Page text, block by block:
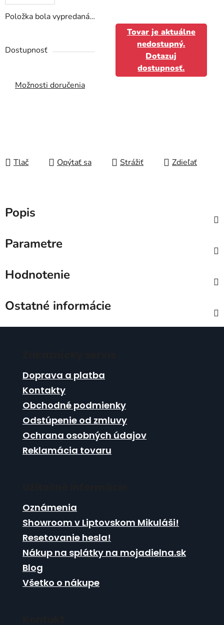
Položka bola vypredaná…
Dostupnosť
Tovar je aktuálne
nedostupný.
Dotazuj
dostupnosť.
Možnosti doručenia
Tlač Opýtať sa Strážiť Zdieľať
Popis
Parametre
Hodnotenie
Ostatné informácie
Doprava a platba
Kontakty
Obchodné podmienky
Odstúpenie od zmluvy
Ochrana osobných údajov
Reklamácia tovaru
Oznámenia
Showroom v Liptovskom Mikuláši!
Resetovanie hesla!
Nákup na splátky na mojadielna.sk
Blog
Všetko o nákupe